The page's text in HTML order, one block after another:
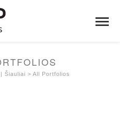
Šiauliai >All Portfolios